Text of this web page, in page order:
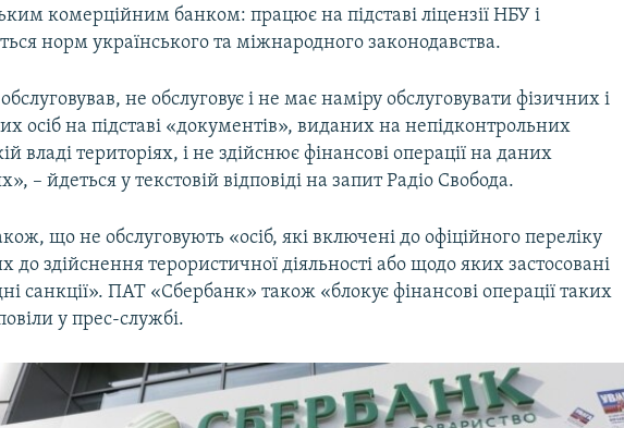
комерційним банком: працює на підставі ліцензії НБУ і
норм українського та міжнародного законодавства.
не обслуговує і не має наміру обслуговувати фізичних і
осіб на підставі «документів», виданих на непідконтрольних
владі територіях, і не здійснює фінансові операції на даних
– йдеться у текстовій відповіді на запит Радіо Свобода.
що не обслуговують «осіб, які включені до офіційного переліку
до здійснення терористичної діяльності або щодо яких застосовані
санкції». ПАТ «Сбербанк» також «блокує фінансові операції таких
у прес-службі.